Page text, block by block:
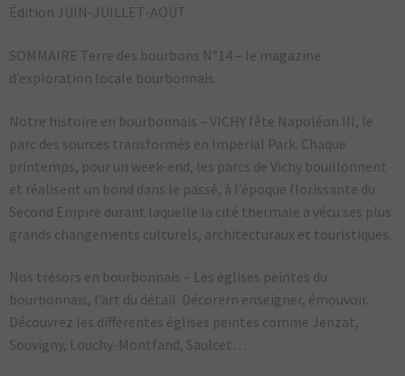
Édition JUIN-JUILLET-AOÛT
SOMMAIRE Terre des bourbons N°14 – le magazine
d’exploration locale bourbonnais.
Notre histoire en bourbonnais – VICHY fête Napoléon III, le
parc des sources transformés en Imperial Park. Chaque
printemps, pour un week-end, les parcs de Vichy bouillonnent
et réalisent un bond dans le passé, à l’époque florissante du
Second Empire durant laquelle la cité thermale a vécu ses plus
grands changements culturels, architecturaux et touristiques.
Nos trésors en bourbonnais – Les églises peintes du
bourbonnais, l’art du détail. Décorern enseigner, émouvoir.
Découvrez les différentes églises peintes comme Jenzat,
Souvigny, Louchy-Montfand, Saulcet…